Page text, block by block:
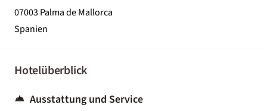
07003 Palma de Mallorca
Spanien
Hotelüberblick
Ausstattung und Service